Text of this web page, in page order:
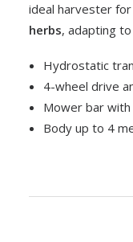
ideal harvester for
herbs, adapting
Hydrostatic
4-wheel drive
Mower bar
Body up to 4